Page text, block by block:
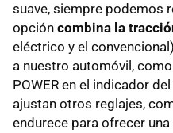
suave, siempre podemos
opción combina la
eléctrico y el
a nuestro automóvil,
POWER en el indicador
ajustan otros reglajes,
endurece para ofrecer